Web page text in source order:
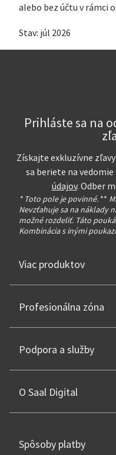
alebo bez účtu v rámci
Stav: júl 2026
Prihláste sa na
Získajte exkluzívne
sa beriete na vedomie
údajov. Odber
* Toto pole je povinné. **
Nevzťahuje sa na náklady
možné rozdeliť. Táto
Kombinácia s inými
Viac produktov
Profesionálna zóna
Podpora a služby
O Saal Digital
Spôsoby platby